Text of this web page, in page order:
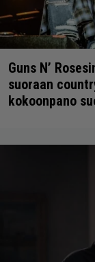
Guns N’
suoraan
kokoonpano